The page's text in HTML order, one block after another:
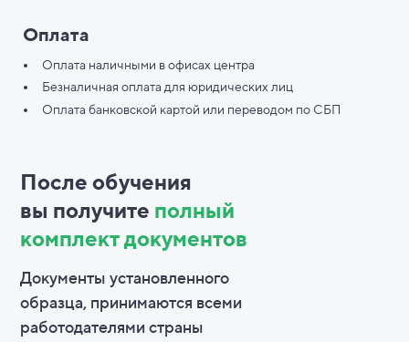
Оплата
Оплата наличными в офисах центра
Безналичная оплата для юридических лиц
Оплата банковской картой или переводом по СБП
После обучения
вы получите полный
комплект документов
Документы установленного
образца, принимаются всеми
работодателями страны